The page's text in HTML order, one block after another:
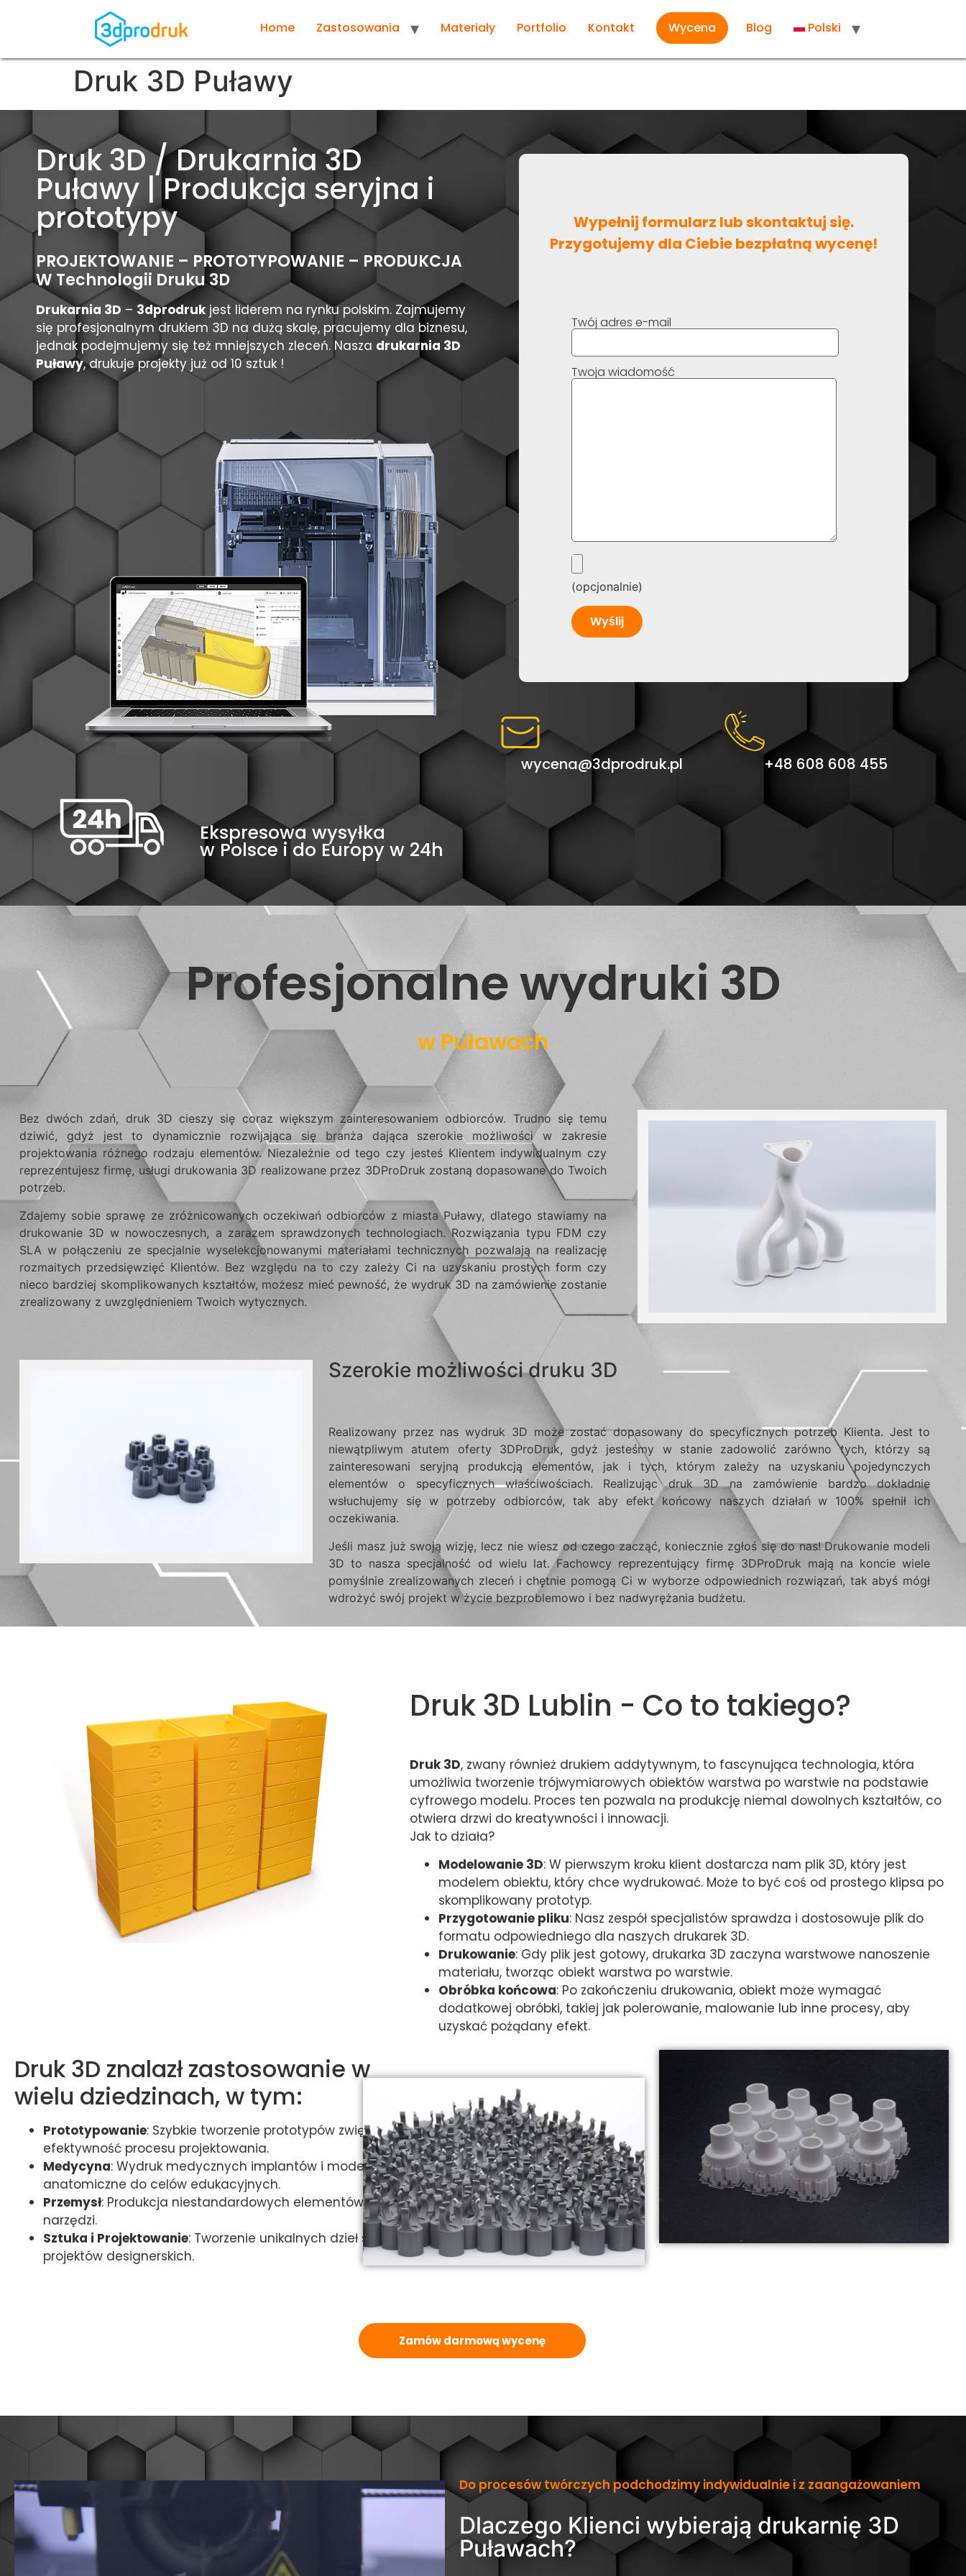
Home Zastosowania Materiały Portfolio Kontakt Wycena Blog Polski
Druk 3D Puławy
Druk 3D / Drukarnia 3D
Puławy | Produkcja seryjna i
prototypy
PROJEKTOWANIE – PROTOTYPOWANIE – PRODUKCJA
W Technologii Druku 3D
Drukarnia 3D – 3dprodrukjest liderem na rynku polskim. Zajmujemy
się profesjonalnym drukiem 3D na dużą skalę, pracujemy dla biznesu,
jednak podejmujemy się też mniejszych zleceń. Nasza drukarnia 3D
Puławy, drukuje projekty już od 10 sztuk !
Ekspresowa wysyłka
w Polsce i do Europy w 24h
Wypełnij formularz lub skontaktuj się.
Przygotujemy dla Ciebie bezpłatną wycenę!
Twój adres e-mail
Twoja wiadomość
(opcjonalnie)
wycena@3dprodruk.pl +48 608 608 455
Profesjonalne wydruki 3D
w Puławach
Bez dwóch zdań, druk 3D cieszy się coraz większym zainteresowaniem odbiorców. Trudno się temu
dziwić, gdyż jest to dynamicznie rozwijająca się branża dająca szerokie możliwości w zakresie
projektowania różnego rodzaju elementów. Niezależnie od tego czy jesteś Klientem indywidualnym czy
reprezentujesz firmę, usługi drukowania 3D realizowane przez 3DProDruk zostaną dopasowane do Twoich
potrzeb.
Zdajemy sobie sprawę ze zróżnicowanych oczekiwań odbiorców z miasta Puławy, dlatego stawiamy na
drukowanie 3D w nowoczesnych, a zarazem sprawdzonych technologiach. Rozwiązania typu FDM czy
SLA w połączeniu ze specjalnie wyselekcjonowanymi materiałami technicznych pozwalają na realizację
rozmaitych przedsięwzięć Klientów. Bez względu na to czy zależy Ci na uzyskaniu prostych form czy
nieco bardziej skomplikowanych kształtów, możesz mieć pewność, że wydruk 3D na zamówienie zostanie
zrealizowany z uwzględnieniem Twoich wytycznych.
Szerokie możliwości druku 3D
Realizowany przez nas wydruk 3D może zostać dopasowany do specyficznych potrzeb Klienta. Jest to
niewątpliwym atutem oferty 3DProDruk, gdyż jesteśmy w stanie zadowolić zarówno tych, którzy są
zainteresowani seryjną produkcją elementów, jak i tych, którym zależy na uzyskaniu pojedynczych
elementów o specyficznych właściwościach. Realizując druk 3D na zamówienie bardzo dokładnie
wsłuchujemy się w potrzeby odbiorców, tak aby efekt końcowy naszych działań w 100% spełnił ich
oczekiwania.
Jeśli masz już swoją wizję, lecz nie wiesz od czego zacząć, koniecznie zgłoś się do nas! Drukowanie modeli
3D to nasza specjalność od wielu lat. Fachowcy reprezentujący firmę 3DProDruk mają na koncie wiele
pomyślnie zrealizowanych zleceń i chętnie pomogą Ci w wyborze odpowiednich rozwiązań, tak abyś mógł
wdrożyć swój projekt w życie bezproblemowo i bez nadwyrężania budżetu.
Druk 3D Lublin - Co to takiego?
Druk 3D, zwany również drukiem addytywnym, to fascynująca technologia, która
umożliwia tworzenie trójwymiarowych obiektów warstwa po warstwie na podstawie
cyfrowego modelu. Proces ten pozwala na produkcję niemal dowolnych kształtów, co
otwiera drzwi do kreatywności i innowacji.
Jak to działa?
Modelowanie 3D: W pierwszym kroku klient dostarcza nam plik 3D, który jest
modelem obiektu, który chce wydrukować. Może to być coś od prostego klipsa po
skomplikowany prototyp.
Przygotowanie pliku: Nasz zespół specjalistów sprawdza i dostosowuje plik do
formatu odpowiedniego dla naszych drukarek 3D.
Drukowanie: Gdy plik jest gotowy, drukarka 3D zaczyna warstwowe nanoszenie
materiału, tworząc obiekt warstwa po warstwie.
Obróbka końcowa: Po zakończeniu drukowania, obiekt może wymagać
dodatkowej obróbki, takiej jak polerowanie, malowanie lub inne procesy, aby
uzyskać pożądany efekt.
Druk 3D znalazł zastosowanie w
wielu dziedzinach, w tym:
Prototypowanie: Szybkie tworzenie prototypów zwiększa
efektywność procesu projektowania.
Medycyna: Wydruk medycznych implantów i modele
anatomiczne do celów edukacyjnych.
Przemysł: Produkcja niestandardowych elementów i
narzędzi.
Sztuka i Projektowanie: Tworzenie unikalnych dzieł sztuki i
projektów designerskich.
Zamów darmową wycenę
Do procesów twórczych podchodzimy indywidualnie i z zaangażowaniem
Dlaczego Klienci wybierają drukarnię 3D
Puławach?